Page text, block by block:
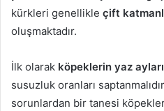
kürkleri genellikle çift
oluşmaktadır.
İlk olarak köpeklerin yaz
susuzluk oranları
sorunlardan bir tanesi